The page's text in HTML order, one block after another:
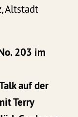
Altstadt
203 im
auf der
Terry